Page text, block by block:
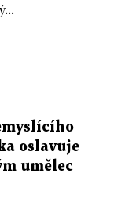
oslavuje
umělec